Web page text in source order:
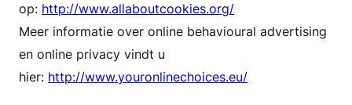
op: http://www.allaboutcookies.org/
Meer informatie over online behavioural advertising
en online privacy vindt u
hier: http://www.youronlinechoices.eu/